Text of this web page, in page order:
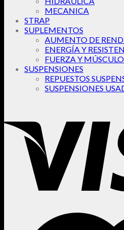
MECANICA
STRAP
SUPLEMENTOS
AUMENTO DE
ENERGÍA Y
FUERZA Y
SUSPENSIONES
REPUESTOS
SUSPENSIONES